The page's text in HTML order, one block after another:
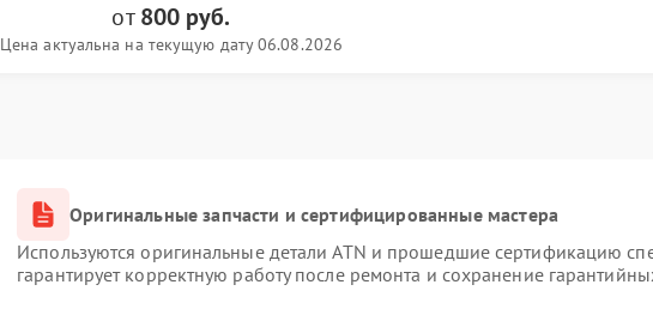
от800 руб.
Цена актуальна на текущую дату 06.08.2026
Оригинальные запчасти и сертифицированные мастера
Используются оригинальные детали ATN и прошедшие сертификацию
гарантирует корректную работу после ремонта и сохранение